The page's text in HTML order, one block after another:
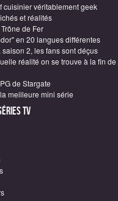
cuisinier véritablement geek
et réalités
de Fer
en 20 langues différentes
2, les fans sont déçus
réalité on se trouve à la fin de
de Stargate
meilleure mini série
TV